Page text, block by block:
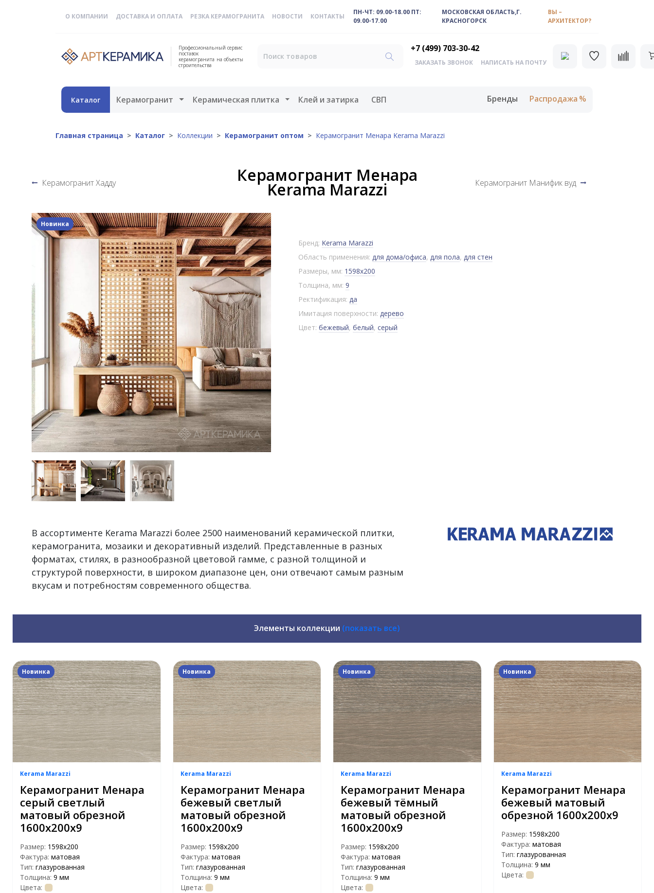
О КОМПАНИИ ДОСТАВКА И ОПЛАТА РЕЗКА КЕРАМОГРАНИТА НОВОСТИ КОНТАКТЫ
ПН-ЧТ: 09.00-18.00 ПТ:
09.00-17.00
МОСКОВСКАЯ ОБЛАСТЬ,Г.
КРАСНОГОРСК
ВЫ –
АРХИТЕКТОР?
Профессиональный сервис
поставок
керамогранита на объекты
строительства
+7 (499) 703-30-42
ЗАКАЗАТЬ ЗВОНОК НАПИСАТЬ НА ПОЧТУ
Каталог Керамогранит Открыть меню
Керамическая плитка Открыть меню
Клей и затирка СВП Бренды Распродажа
Главная страница Каталог Коллекции Керамогранит оптом Керамогранит Менара Kerama Marazzi
Керамогранит Хадду Керамогранит Менара
Kerama Marazzi Керамогранит Манифик вуд
Новинка
Бренд: Kerama Marazzi
Область применения: для дома/офиса, для пола, для стен
Размеры, мм: 1598x200
Толщина, мм: 9
Ректификация: да
Имитация поверхности: дерево
Цвет: бежевый, белый, серый
В ассортименте Kerama Marazzi более 2500 наименований керамической плитки,
керамогранита, мозаики и декоративный изделий. Представленные в разных
форматах, стилях, в разнообразной цветовой гамме, с разной толщиной и
структурой поверхности, в широком диапазоне цен, они отвечают самым разным
вкусам и потребностям современного общества.
Элементы коллекции (показать все)
Новинка
Kerama Marazzi
Керамогранит Менара
серый светлый
матовый обрезной
1600x200x9
Размер: 1598x200
Фактура: матовая
Тип: глазурованная
Толщина: 9 мм
Цвета:
Новинка
Kerama Marazzi
Керамогранит Менара
бежевый светлый
матовый обрезной
1600x200x9
Размер: 1598x200
Фактура: матовая
Тип: глазурованная
Толщина: 9 мм
Цвета:
Новинка
Kerama Marazzi
Керамогранит Менара
бежевый тёмный
матовый обрезной
1600x200x9
Размер: 1598x200
Фактура: матовая
Тип: глазурованная
Толщина: 9 мм
Цвета:
Новинка
Kerama Marazzi
Керамогранит Менара
бежевый матовый
обрезной 1600x200x9
Размер: 1598x200
Фактура: матовая
Тип: глазурованная
Толщина: 9 мм
Цвета: